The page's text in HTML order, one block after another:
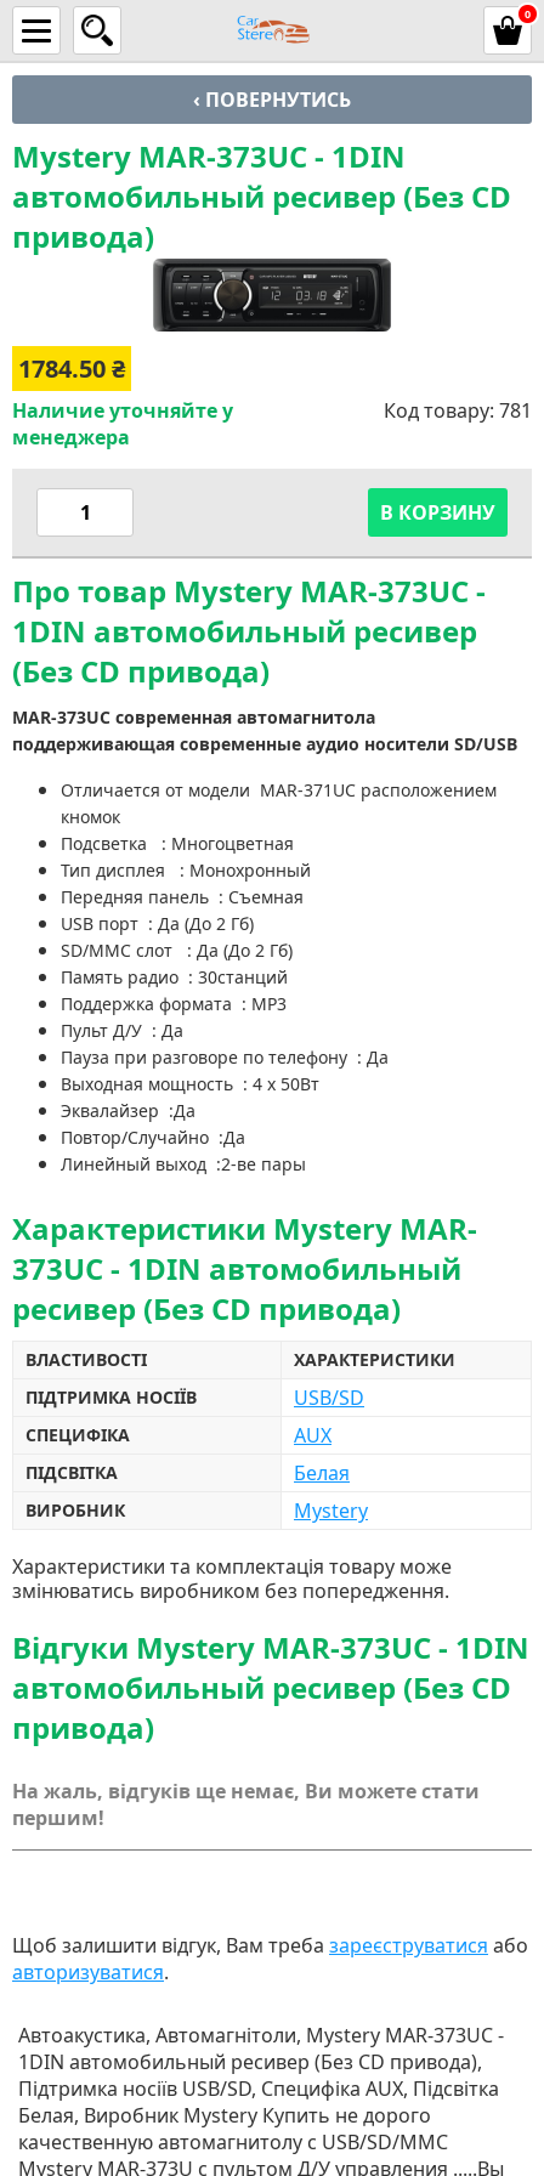
0
‹ ПОВЕРНУТИСЬ
Mystery MAR-373UC - 1DIN
автомобильный ресивер (Без CD
привода)
1784.50₴
Наличие уточняйте у
менеджера
Код товару: 781
В КОРЗИНУ
Про товар Mystery MAR-373UC -
1DIN автомобильный ресивер
(Без CD привода)
MAR-373UC современная автомагнитола
поддерживающая современные аудио носители SD/USB
Отличается от модели MAR-371UC расположением
кномок
Подсветка : Многоцветная
Тип дисплея : Монохронный
Передняя панель : Съемная
USB порт : Да (До 2 Гб)
SD/MMC слот : Да (До 2 Гб)
Память радио : 30станций
Поддержка формата : MP3
Пульт Д/У : Да
Пауза при разговоре по телефону : Да
Выходная мощность : 4 х 50Вт
Эквалайзер :Да
Повтор/Случайно :Да
Линейный выход :2-ве пары
Характеристики Mystery MAR-
373UC - 1DIN автомобильный
ресивер (Без CD привода)
ВЛАСТИВОСТІ
ХАРАКТЕРИСТИКИ
ПІДТРИМКА НОСІЇВ
USB/SD
СПЕЦИФІКА AUX
ПІДСВІТКА Белая
ВИРОБНИК Mystery
Характеристики та комплектація товару може
змінюватись виробником без попередження.
Відгуки Mystery MAR-373UC - 1DIN
автомобильный ресивер (Без CD
привода)
На жаль, відгуків ще немає, Ви можете стати
першим!
Щоб залишити відгук, Вам треба зареєструватися або
авторизуватися.
Автоакустика, Автомагнітоли, Mystery MAR-373UC -
1DIN автомобильный ресивер (Без CD привода),
Підтримка носіїв USB/SD, Специфіка AUX, Підсвітка
Белая, Виробник Mystery Купить не дорого
качественную автомагнитолу с USB/SD/MMС
Mystery MAR-373U с пультом Д/У управления .....Вы